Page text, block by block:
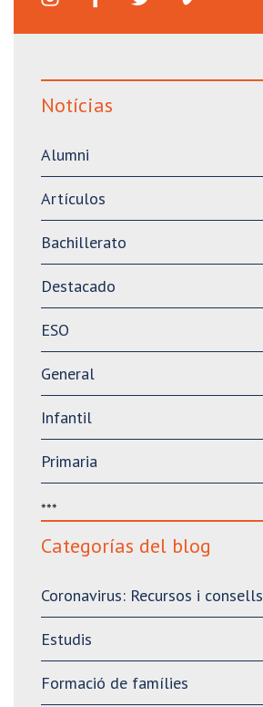
Notícias
Alumni
Artículos
Bachillerato
Destacado
ESO
General
Infantil
Primaria
***
Categorías del blog
Coronavirus: Recursos i consells
Estudis
Formació de famílies